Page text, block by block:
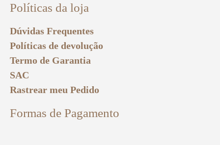
Políticas da loja
Dúvidas Frequentes
Políticas de devolução
Termo de Garantia
SAC
Rastrear meu Pedido
Formas de Pagamento